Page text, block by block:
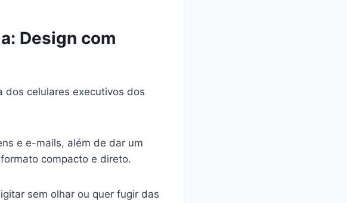
Design com
dos celulares executivos dos
e e-mails, além de dar um
compacto e direto.
sem olhar ou quer fugir das